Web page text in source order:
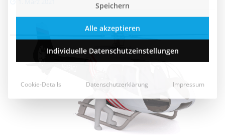
Datenschutzerklärung